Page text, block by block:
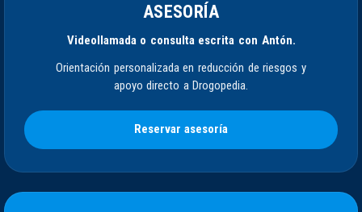
ASESORÍA
Videollamada o consulta escrita con Antón.
Orientación personalizada en reducción de riesgos y
apoyo directo a Drogopedia.
Reservar asesoría